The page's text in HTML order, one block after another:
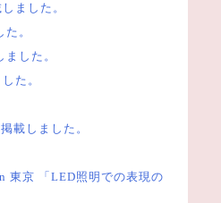
ました。
。
した。
た。
載しました。
東京 「LED照明での表現の